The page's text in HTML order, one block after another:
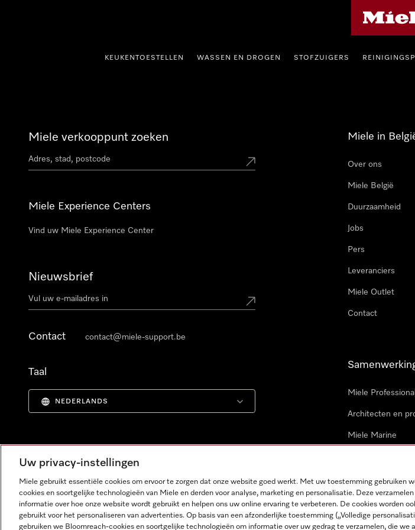
KEUKENTOESTELLEN WASSEN EN DROGEN STOFZUIGERS
Miele verkooppunt zoeken
Miele Experience Centers
Vind uw Miele Experience Center
Nieuwsbrief
Contact contact@miele-support.be
Taal
NEDERLANDS
Miele in
Over ons
Miele België
Duurzaamheid
Jobs
Pers
Leveranciers
Miele Outlet
Contact
Miele Professional
Architecten en
Miele Marine
Uw privacy-instellingen
Miele gebruikt essentiële cookies om ervoor te zorgen dat onze website goed werkt. Met uw toestemming gebruiken
cookies en soortgelijke technologieën van Miele en derden voor analyse, marketing en personalisatie. Deze verzamelen
informatie over hoe onze website wordt gebruikt en helpen ons uw online ervaring te verbeteren. De cookies worden
gebruikt voor het personaliseren van advertenties. Op basis van een afzonderlijke toestemming („Volledige
gebruiken we Bloomreach-cookies en soortgelijke technologieën om informatie over uw gedrag te verzamelen, die we